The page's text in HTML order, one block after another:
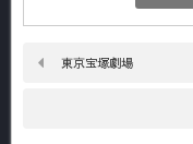
東京宝塚劇場